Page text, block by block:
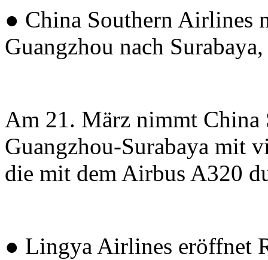
● China Southern Airlines
Guangzhou nach
Am 21. März nimmt China
Guangzhou-Surabaya mit
die mit dem Airbus A320
● Lingya Airlines eröffnet